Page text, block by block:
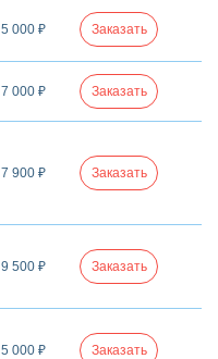
5 000 ₽ Заказать
7 000 ₽ Заказать
7 900 ₽ Заказать
9 500 ₽ Заказать
5 000 ₽ Заказать